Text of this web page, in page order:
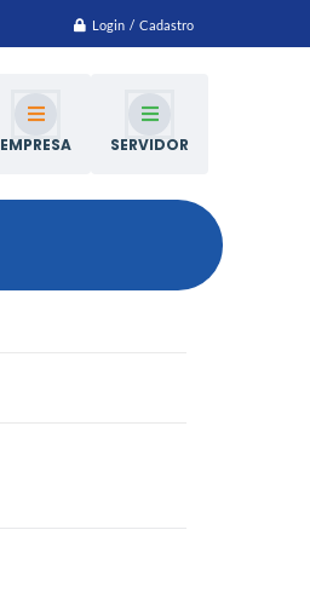
Login / Cadastro
EMPRESA SERVIDOR